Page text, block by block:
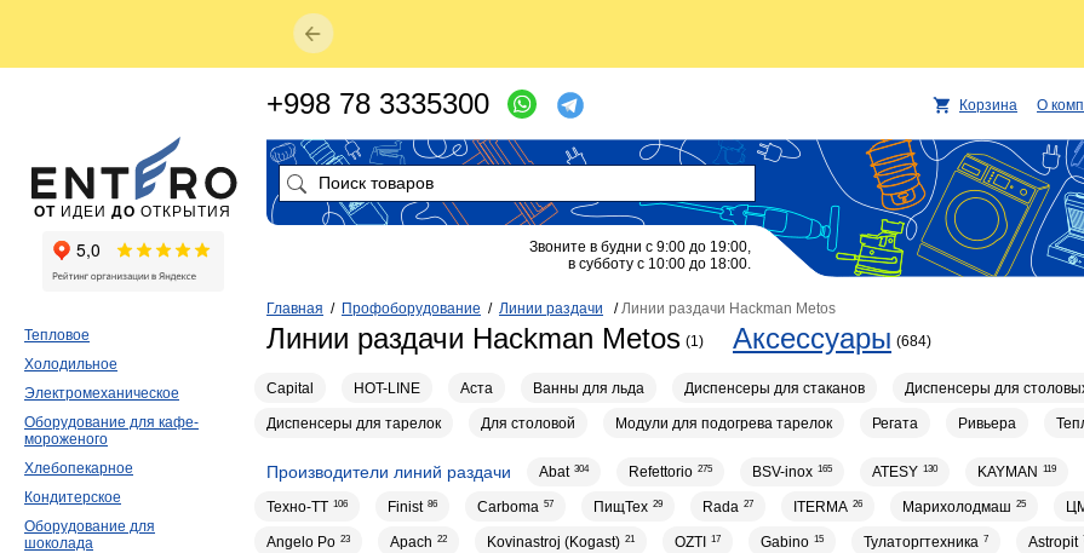
Главная / Профоборудование / Линии раздачи /Линии раздачи Hackman Metos
Линии раздачи Hackman Metos (1) Аксессуары (684)
Capital HOT-LINE Аста Ванны для льда Диспенсеры для стаканов Диспенсеры для
Диспенсеры для тарелок Для столовой Модули для подогрева тарелок Регата Ривьера
Производители линий раздачи Abat 304 Refettorio 275 BSV-inox 165 ATESY 130 KAYMAN 119
Техно-ТТ 106 Finist 86 Carboma 57 ПищТех 29 Rada 27 ITERMA 26 Марихолодмаш 25
Angelo Po 23 Apach 22 Kovinastroj (Kogast) 21 OZTI 17 Gabino 15 Тулаторгтехника 7 Astropit
Тепловое
Холодильное
Электромеханическое
Оборудование для кафе-
мороженого
Хлебопекарное
Кондитерское
Оборудование для
шоколада
ОТ ИДЕИ ДО ОТКРЫТИЯ
+998 78 3335300 Корзина О
Звоните в будни с 9:00 до 19:00,
в субботу с 10:00 до 18:00.